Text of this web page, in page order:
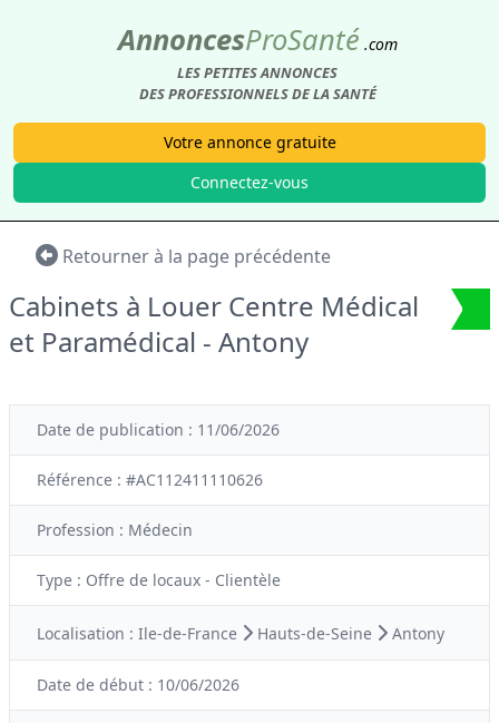
AnnoncesProSanté .com
LES PETITES ANNONCES
DES PROFESSIONNELS DE LA SANTÉ
Votre annonce gratuite
Connectez-vous
Retourner à la page précédente
Cabinets à Louer Centre Médical
et Paramédical - Antony
Date de publication : 11/06/2026
Référence : #AC112411110626
Profession : Médecin
Type : Offre de locaux - Clientèle
Localisation : Ile-de-France Hauts-de-Seine Antony
Date de début : 10/06/2026